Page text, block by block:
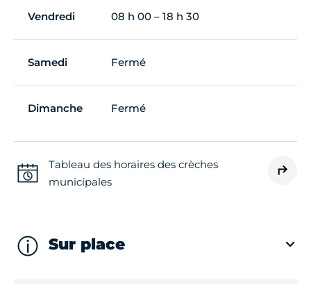
Vendredi 08 h 00 – 18 h 30
Samedi Fermé
Dimanche Fermé
Tableau des horaires des crèches
municipales
Sur place